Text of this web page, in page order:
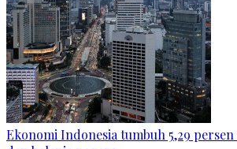
Ekonomi Indonesia tumbuh 5,29